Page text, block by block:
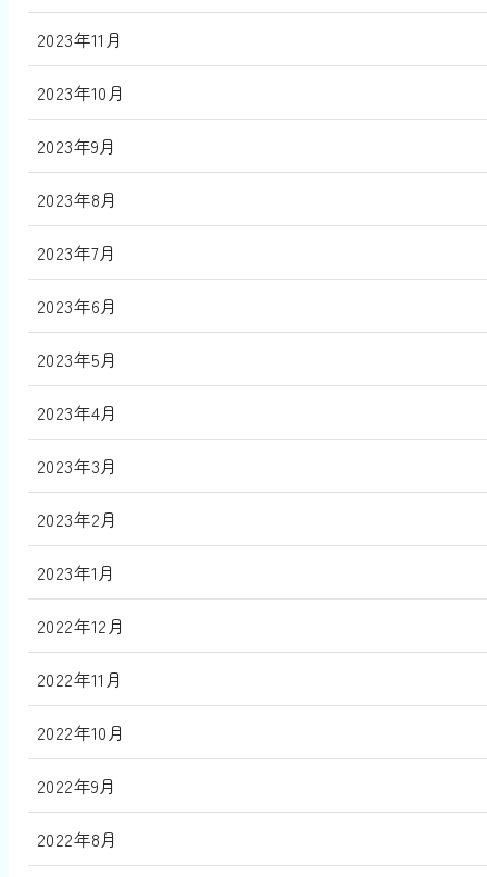
2023年11月
2023年10月
2023年9月
2023年8月
2023年7月
2023年6月
2023年5月
2023年4月
2023年3月
2023年2月
2023年1月
2022年12月
2022年11月
2022年10月
2022年9月
2022年8月